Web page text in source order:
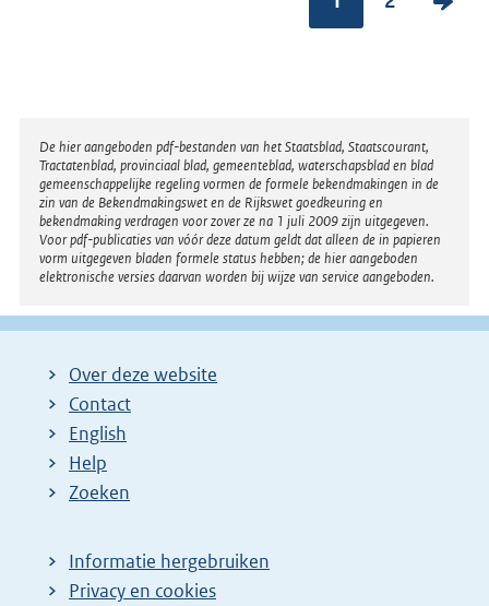
g
Disclaimer
De hier aangeboden pdf-bestanden van het Staatsblad, Staatscourant,
Tractatenblad, provinciaal blad, gemeenteblad, waterschapsblad en blad
gemeenschappelijke regeling vormen de formele bekendmakingen in de
zin van de Bekendmakingswet en de Rijkswet goedkeuring en
bekendmaking verdragen voor zover ze na 1 juli 2009 zijn uitgegeven.
Voor pdf-publicaties van vóór deze datum geldt dat alleen de in papieren
vorm uitgegeven bladen formele status hebben; de hier aangeboden
elektronische versies daarvan worden bij wijze van service aangeboden.
Over deze website
Contact
English
Help
Zoeken
Informatie hergebruiken
Privacy en cookies